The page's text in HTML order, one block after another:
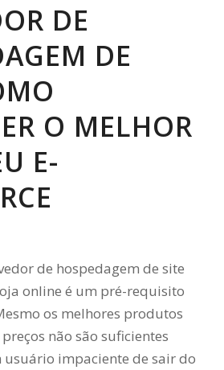
DE
DE
O MELHOR
E-
de hospedagem de site
online é um pré-requisito
os melhores produtos
não são suficientes
impaciente de sair do